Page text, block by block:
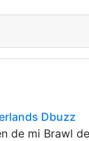
Dbuzz
de mi Brawl